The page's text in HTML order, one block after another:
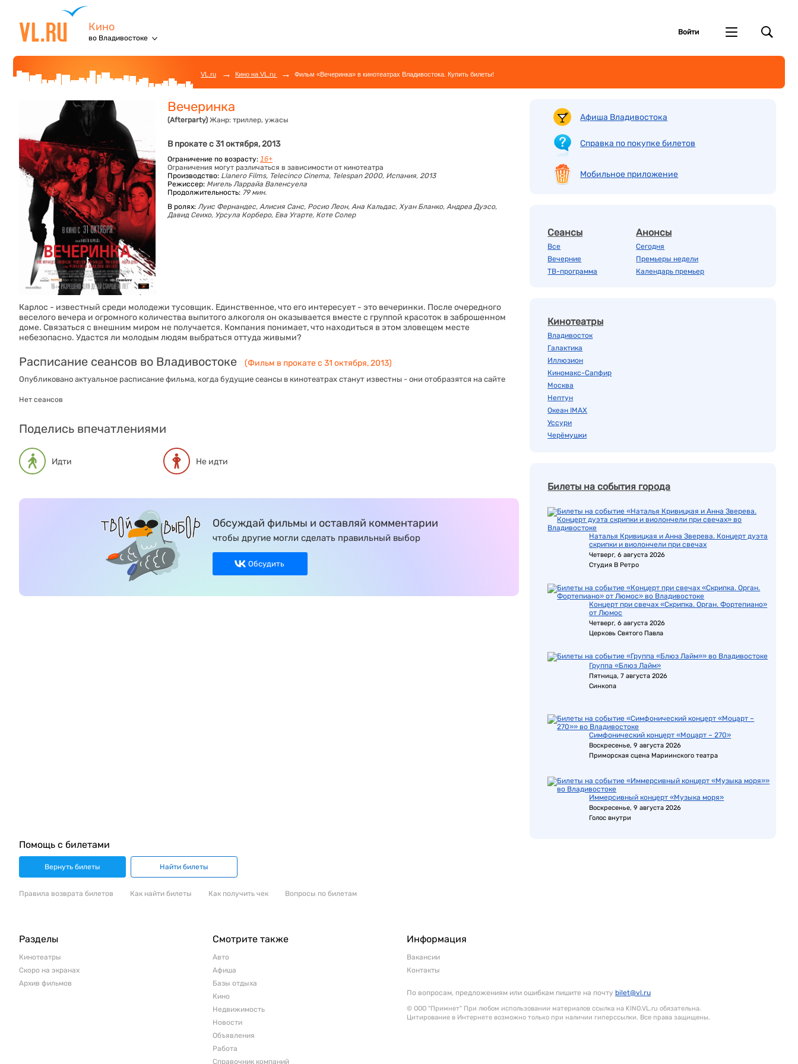
Кино
во Владивостоке
Войти
VL.ru → Кино на VL.ru → Фильм «Вечеринка» в кинотеатрах Владивостока. Купить билеты!
Вечеринка
(Afterparty) Жанр: триллер, ужасы
В прокате с 31 октября, 2013
Ограничение по возрасту: 16+
Ограничения могут различаться в зависимости от кинотеатра
Производство: Llanero Films, Telecinco Cinema, Telespan 2000, Испания, 2013
Режиссер: Мигель Ларрайа Валенсуела
Продолжительность: 79 мин.
В ролях: Луис Фернандес, Алисия Санс, Росио Леон, Ана Кальдас, Хуан Бланко, Андреа Дуэсо,
Давид Сеихо, Урсула Корберо, Ева Угарте, Коте Солер
Карлос - известный среди молодежи тусовщик. Единственное, что его интересует - это вечеринки. После очередного
веселого вечера и огромного количества выпитого алкоголя он оказывается вместе с группой красоток в заброшенном
доме. Связаться с внешним миром не получается. Компания понимает, что находиться в этом зловещем месте
небезопасно. Удастся ли молодым людям выбраться оттуда живыми?
Расписание сеансов во Владивостоке (Фильм в прокате с 31 октября, 2013)
Опубликовано актуальное расписание фильма, когда будущие сеансы в кинотеатрах станут известны - они отобразятся на сайте
Нет сеансов
Поделись впечатлениями
Идти Не идти
Обсуждай фильмы и оставляй комментарии
чтобы другие могли сделать правильный выбор
Обсудить
Афиша Владивостока
Справка по покупке билетов
Мобильное приложение
Сеансы
Все
Вечерние
ТВ-программа
Анонсы
Сегодня
Премьеры недели
Календарь премьер
Кинотеатры
Владивосток
Галактика
Иллюзион
Киномакс-Сапфир
Москва
Нептун
Океан IMAX
Уссури
Черёмушки
Билеты на события города
Наталья Кривицкая и Анна Зверева. Концерт дуэта
скрипки и виолончели при свечах
Четверг, 6 августа 2026
Студия В Ретро
Концерт при свечах «Скрипка. Орган. Фортепиано»
от Люмос
Четверг, 6 августа 2026
Церковь Святого Павла
Группа «Блюз Лайм»
Пятница, 7 августа 2026
Синкопа
Симфонический концерт «Моцарт – 270»
Воскресенье, 9 августа 2026
Приморская сцена Мариинского театра
Иммерсивный концерт «Музыка моря»
Воскресенье, 9 августа 2026
Голос внутри
Помощь с билетами
Вернуть билеты Найти билеты
Правила возврата билетов Как найти билеты Как получить чек Вопросы по билетам
Разделы
Кинотеатры
Скоро на экранах
Архив фильмов
Смотрите также
Авто
Афиша
Базы отдыха
Кино
Недвижимость
Новости
Объявления
Работа
Справочник компаний
Информация
Вакансии
Контакты
По вопросам, предложениям или ошибкам пишите на почту bilet@vl.ru
© ООО "Примнет" При любом использовании материалов ссылка на KINO.VL.ru обязательна.
Цитирование в Интернете возможно только при наличии гиперссылки. Все права защищены.